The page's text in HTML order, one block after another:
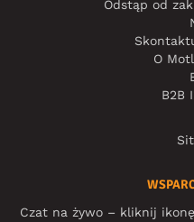
Odstąp od
O
B2B
Czat na żywo – kliknij